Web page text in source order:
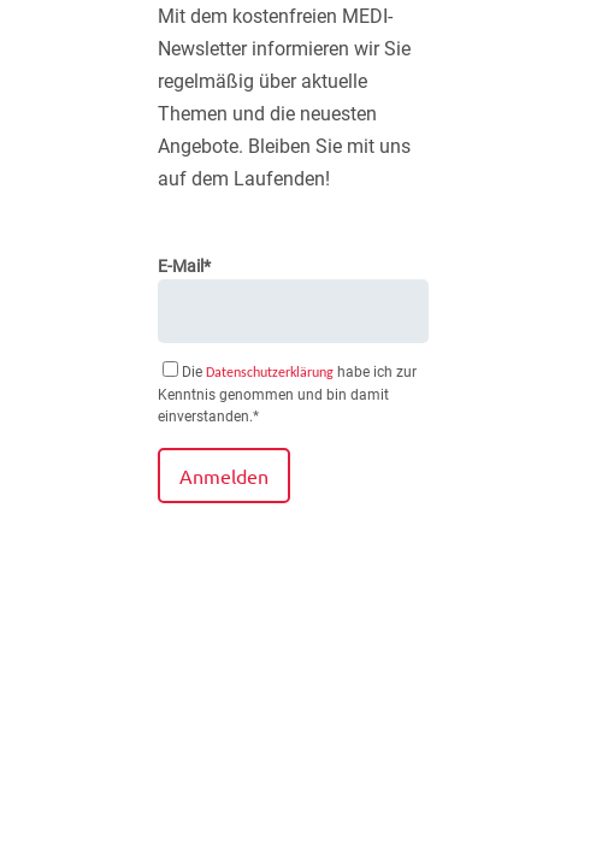
Mit dem kostenfreien MEDI-
Newsletter informieren wir Sie
regelmäßig über aktuelle
Themen und die neuesten
Angebote. Bleiben Sie mit uns
auf dem Laufenden!
E-Mail*
DieDatenschutzerklärung habe ich zur
Kenntnis genommen und bin damit
einverstanden.*
Anmelden